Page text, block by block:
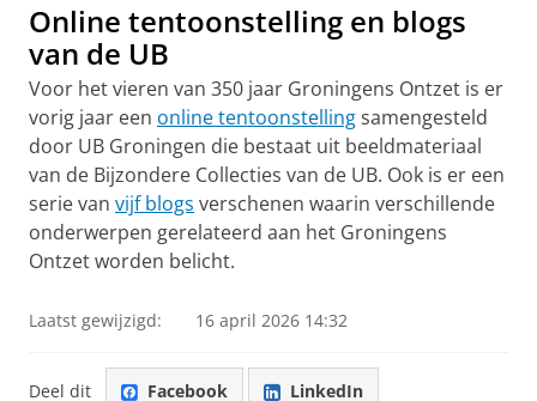
Online tentoonstelling en blogs
van de UB
Voor het vieren van 350 jaar Groningens Ontzet is er
vorig jaar een online tentoonstellingsamengesteld
door UB Groningen die bestaat uit beeldmateriaal
van de Bijzondere Collecties van de UB. Ook is er een
serie van vijf blogs verschenen waarin verschillende
onderwerpen gerelateerd aan het Groningens
Ontzet worden belicht.
Laatst gewijzigd: 16 april 2026 14:32
Deel dit Facebook LinkedIn